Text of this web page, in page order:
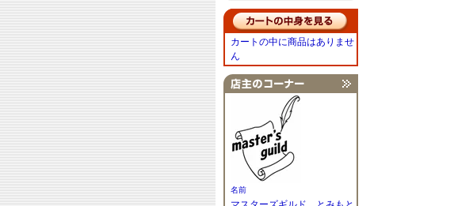
カートの中に商品はありませ
ん
名前